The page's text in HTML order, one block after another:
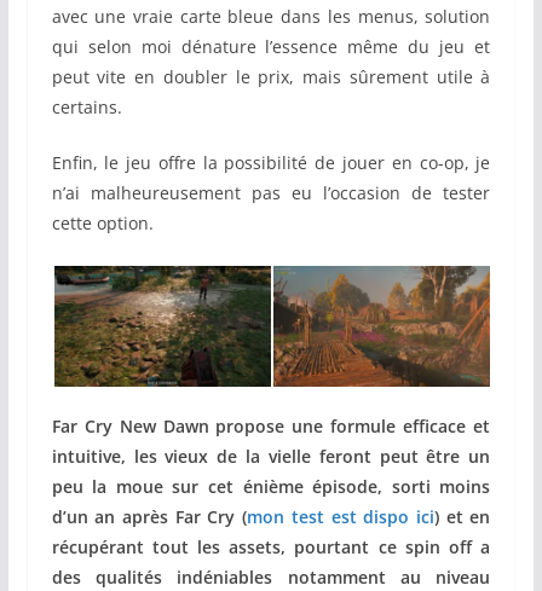
avec une vraie carte bleue dans les menus, solution
qui selon moi dénature l’essence même du jeu et
peut vite en doubler le prix, mais sûrement utile à
certains.
Enfin, le jeu offre la possibilité de jouer en co-op, je
n’ai malheureusement pas eu l’occasion de tester
cette option.
Far Cry New Dawn propose une formule efficace et
intuitive, les vieux de la vielle feront peut être un
peu la moue sur cet énième épisode, sorti moins
d’un an après Far Cry (mon test est dispo ici) et en
récupérant tout les assets, pourtant ce spin off a
des qualités indéniables notamment au niveau